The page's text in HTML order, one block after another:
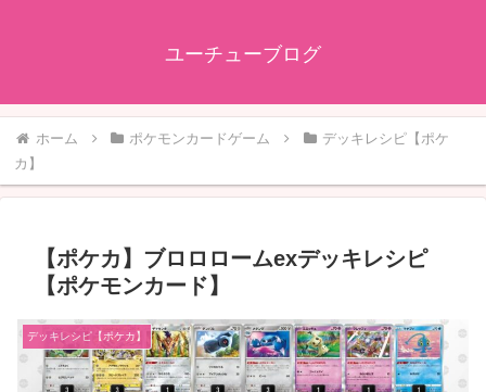
ユーチューブログ
ホーム ポケモンカードゲーム
デッキレシピ【ポケ
カ】
【ポケカ】ブロロロームexデッキレシピ
【ポケモンカード】
デッキレシピ【ポケカ】